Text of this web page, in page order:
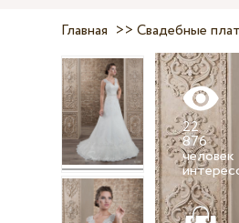
Главная >>Свадебные
22
876
человек